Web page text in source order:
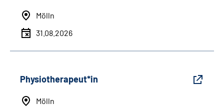
Mölln
31.08.2026
Physiotherapeut*in
Mölln